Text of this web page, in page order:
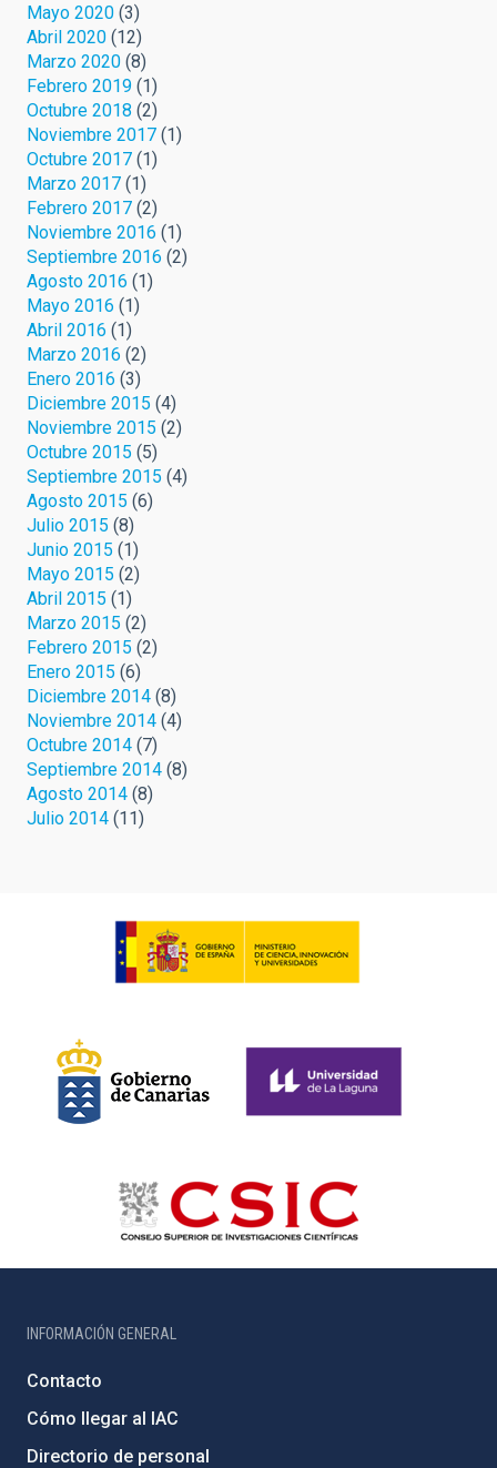
Mayo 2020 (3)
Abril 2020 (12)
Marzo 2020 (8)
Febrero 2019 (1)
Octubre 2018 (2)
Noviembre 2017 (1)
Octubre 2017 (1)
Marzo 2017 (1)
Febrero 2017 (2)
Noviembre 2016 (1)
Septiembre 2016 (2)
Agosto 2016 (1)
Mayo 2016 (1)
Abril 2016 (1)
Marzo 2016 (2)
Enero 2016 (3)
Diciembre 2015 (4)
Noviembre 2015 (2)
Octubre 2015 (5)
Septiembre 2015 (4)
Agosto 2015 (6)
Julio 2015 (8)
Junio 2015 (1)
Mayo 2015 (2)
Abril 2015 (1)
Marzo 2015 (2)
Febrero 2015 (2)
Enero 2015 (6)
Diciembre 2014 (8)
Noviembre 2014 (4)
Octubre 2014 (7)
Septiembre 2014 (8)
Agosto 2014 (8)
Julio 2014 (11)
INFORMACIÓN GENERAL
Contacto
Cómo llegar al IAC
Directorio de personal